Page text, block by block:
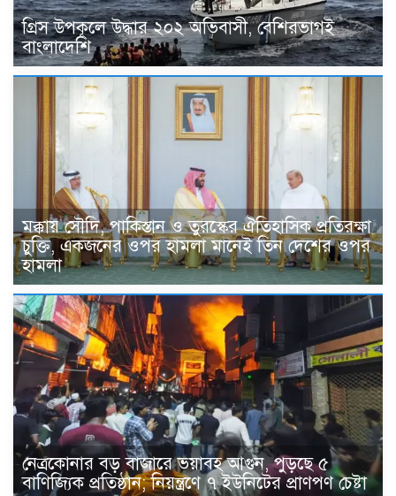
গ্রিস উপকূলে উদ্ধার ২০২ অভিবাসী, বেশিরভাগই
বাংলাদেশি
মক্কায় সৌদি, পাকিস্তান ও তুরস্কের ঐতিহাসিক প্রতিরক্ষা
চুক্তি, একজনের ওপর হামলা মানেই তিন দেশের ওপর
হামলা
নেত্রকোনার বড় বাজারে ভয়াবহ আগুন, পুড়ছে ৫
বাণিজ্যিক প্রতিষ্ঠান; নিয়ন্ত্রণে ৭ ইউনিটের প্রাণপণ চেষ্টা